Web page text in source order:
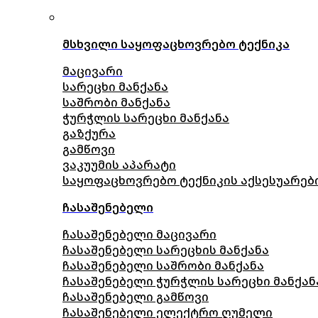
მსხვილი საყოფაცხოვრებო ტექნიკა
მაცივარი
სარეცხი მანქანა
საშრობი მანქანა
ჭურჭლის სარეცხი მანქანა
გაზქურა
გამწოვი
ვაკუუმის აპარატი
საყოფაცხოვრებო ტექნიკის
ჩასაშენებელი
ჩასაშენებელი მაცივარი
ჩასაშენებელი სარეცხის მანქანა
ჩასაშენებელი საშრობი მანქანა
ჩასაშენებელი ჭურჭლის სარეცხი
ჩასაშენებელი გამწოვი
ჩასაშენებელი ელექტრო ღუმელი